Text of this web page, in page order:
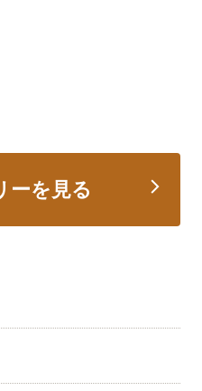
ーを見る